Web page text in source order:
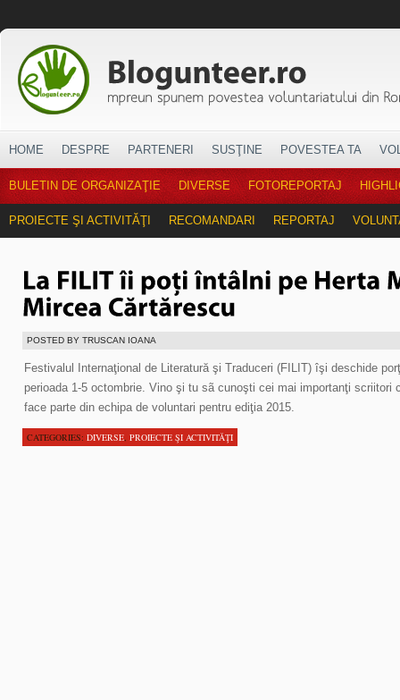
HOME DESPRE PARTENERI SUSŢINE POVESTEA TA
BULETIN DE ORGANIZAŢIE DIVERSE FOTOREPORTAJ
PROIECTE ŞI ACTIVITĂŢI RECOMANDARI REPORTAJ
POSTED BY TRUSCAN IOANA
Festivalul Internaţional de Literatură şi Traduceri (FILIT) îşi deschide
perioada 1-5 octombrie. Vino şi tu sã cunoşti cei mai importanţi scriitori
face parte din echipa de voluntari pentru ediţia 2015.
CATEGORIES: DIVERSE, PROIECTE ŞI ACTIVITĂŢI